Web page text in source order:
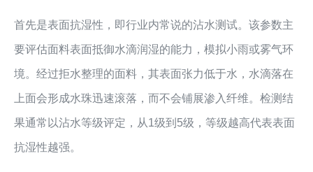
首先是表面抗湿性，即行业内常说的沾水测试。该参数主
要评估面料表面抵御水滴润湿的能力，模拟小雨或雾气环
境。经过拒水整理的面料，其表面张力低于水，水滴落在
上面会形成水珠迅速滚落，而不会铺展渗入纤维。检测结
果通常以沾水等级评定，从1级到5级，等级越高代表表面
抗湿性越强。